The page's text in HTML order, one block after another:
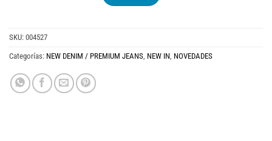
SKU: 004527
Categorías: NEW DENIM / PREMIUM JEANS, NEW IN, NOVEDADES